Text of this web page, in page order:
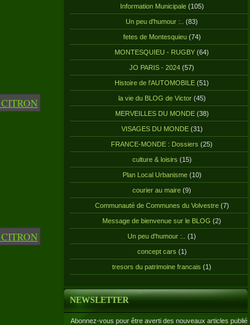
Information Municipale(105)
Un peu d'humour :.. (83)
fetes de Montesquieu(74)
MONTESQUIEU - RUGBY (64)
JO PARIS - 2024 (57)
Histoire de l'AUTOMOBILE (51)
la vie du BLOG de Victor(45)
MERVEILLES DU MONDE(38)
VISAGES DU MONDE(31)
FRANCE-MONDE : Dossiers (25)
culture & loisirs (15)
Plan Local Urbanisme(10)
courier au maire (9)
Communauté de Communes du Volvestre(7)
Message de bienvenue sur le BLOG (2)
Un peu d'humour :.. (1)
concept cars (1)
tresors du patrimoine francais (1)
NEWSLETTER
Abonnez-vous pour être averti des nouveaux articles publiés.